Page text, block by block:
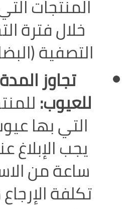
المنتجات
خلال فترة
التصفية
تجاوز
للعيوب:
التي بها
ساعة من
تكلفة